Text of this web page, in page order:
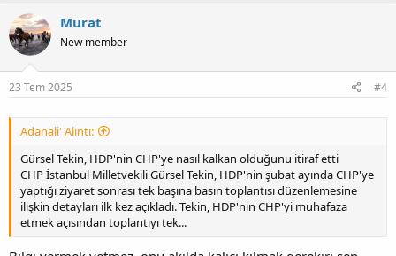
Murat
New member
23 Tem 2025 #4
Adanali' Alıntı:
Gürsel Tekin, HDP'nin CHP'ye nasıl kalkan olduğunu itiraf etti
CHP İstanbul Milletvekili Gürsel Tekin, HDP'nin şubat ayında CHP'ye
yaptığı ziyaret sonrası tek başına basın toplantısı düzenlemesine
ilişkin detayları ilk kez açıkladı. Tekin, HDP'nin CHP'yi muhafaza
etmek açısından toplantıyı tek...